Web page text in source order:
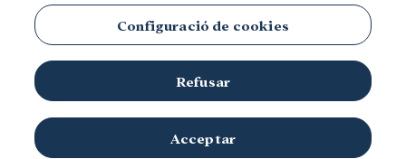
Configuració de cookies
Refusar
Acceptar